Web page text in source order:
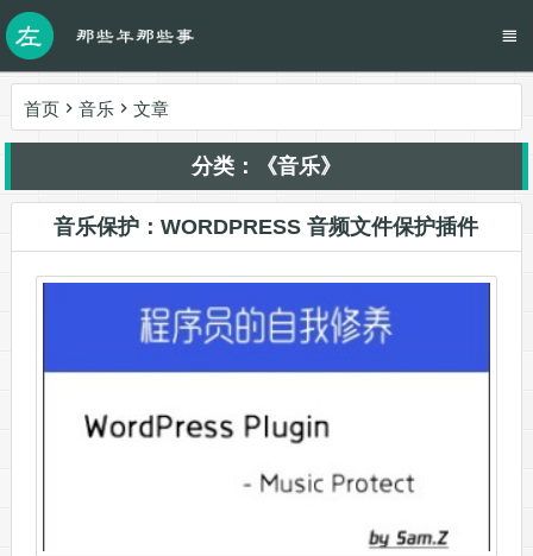
首页 音乐 文章
分类：《音乐》
音乐保护：WORDPRESS 音频文件保护插件